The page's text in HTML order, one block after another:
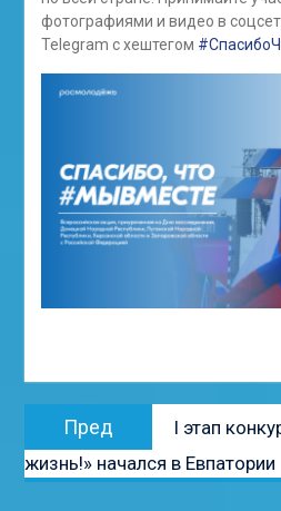
фотографиями и видео в
Telegram с хештегом
Навигация
записям
Пред
Предыдущая
запись:
I этап
жизнь!» начался в Евпатории